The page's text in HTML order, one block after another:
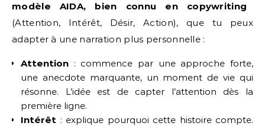
modèle AIDA, bien connu en copywriting
(Attention, Intérêt, Désir, Action), que tu peux
adapter à une narration plus personnelle :
Attention : commence par une approche forte,
une anecdote marquante, un moment de vie qui
résonne. L’idée est de capter l’attention dès la
première ligne.
Intérêt : explique pourquoi cette histoire compte.